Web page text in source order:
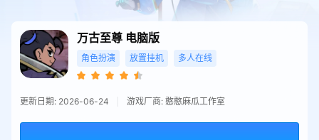
万古至尊 电脑版
角色扮演 放置挂机 多人在线
更新日期: 2026-06-24 游戏厂商: 憨憨麻瓜工作室